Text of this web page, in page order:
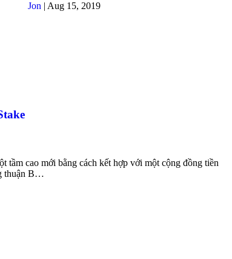
Jon | Aug 15, 2019
tầm cao mới bằng cách kết hợp với một cộng đồng tiền
thuận B…